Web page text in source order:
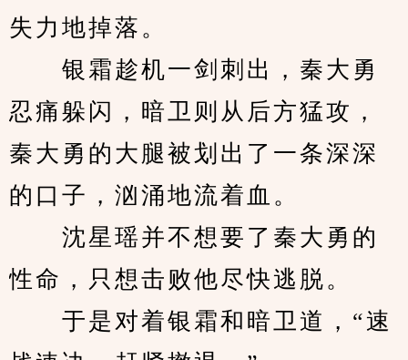
失力地掉落。
银霜趁机一剑刺出，秦大勇
忍痛躲闪，暗卫则从后方猛攻，
秦大勇的大腿被划出了一条深深
的口子，汹涌地流着血。
沈星瑶并不想要了秦大勇的
性命，只想击败他尽快逃脱。
于是对着银霜和暗卫道，“速